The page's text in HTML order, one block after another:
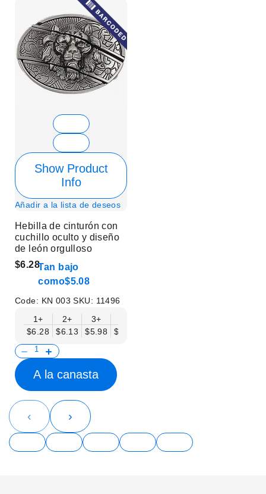
Show Product
Info
Añadir a la lista de deseos
Hebilla de cinturón con
cuchillo oculto y diseño
de león orgulloso
$6.28Tan bajo
como$5.08
Code: KN 003SKU: 11496
1+
$6.28
2+
$6.13
3+
$5.98
$5.83
A la canasta
‹ ›